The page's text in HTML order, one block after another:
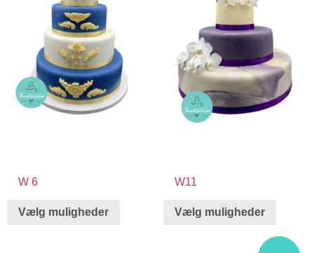
W 6
Vælg muligheder
W11
Vælg muligheder